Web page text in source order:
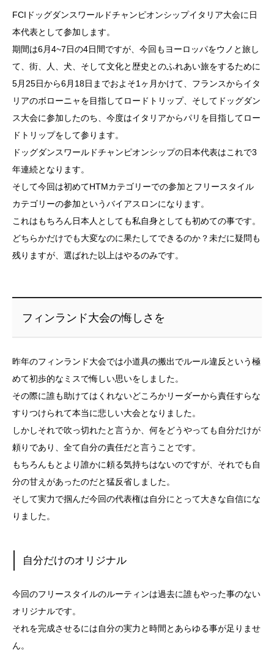
FCIドッグダンスワールドチャンピオンシップイタリア大会に日
本代表として参加します。
期間は6月4~7日の4日間ですが、今回もヨーロッパをウノと旅し
て、街、人、犬、そして文化と歴史とのふれあい旅をするために
5月25日から6月18日までおよそ1ヶ月かけて、フランスからイタ
リアのボローニャを目指してロードトリップ、そしてドッグダン
ス大会に参加したのち、今度はイタリアからパリを目指してロー
ドトリップをして参ります。
ドッグダンスワールドチャンピオンシップの日本代表はこれで3
年連続となります。
そして今回は初めてHTMカテゴリーでの参加とフリースタイル
カテゴリーの参加というバイアスロンになります。
これはもちろん日本人としても私自身としても初めての事です。
どちらかだけでも大変なのに果たしてできるのか？未だに疑問も
残りますが、選ばれた以上はやるのみです。
フィンランド大会の悔しさを
昨年のフィンランド大会では小道具の搬出でルール違反という極
めて初歩的なミスで悔しい思いをしました。
その際に誰も助けてはくれないどころかリーダーから責任すらな
すりつけられて本当に悲しい大会となりました。
しかしそれで吹っ切れたと言うか、何をどうやっても自分だけが
頼りであり、全て自分の責任だと言うことです。
もちろんもとより誰かに頼る気持ちはないのですが、それでも自
分の甘えがあったのだと猛反省しました。
そして実力で掴んだ今回の代表権は自分にとって大きな自信にな
りました。
自分だけのオリジナル
今回のフリースタイルのルーティンは過去に誰もやった事のない
オリジナルです。
それを完成させるには自分の実力と時間とあらゆる事が足りませ
ん。